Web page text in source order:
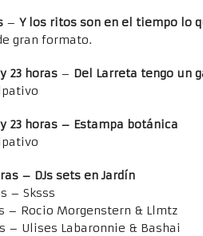
– Y los ritos son en el tiempo lo
gran formato.
23 horas – Del Larreta tengo un
y 23 horas – Estampa botánica
– DJs sets en Jardín
– Sksss
– Rocio Morgenstern & Llmtz
– Ulises Labaronnie & Bashai